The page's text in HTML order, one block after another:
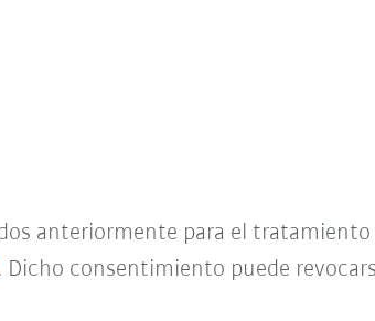
anteriormente para el
Dicho consentimiento puede